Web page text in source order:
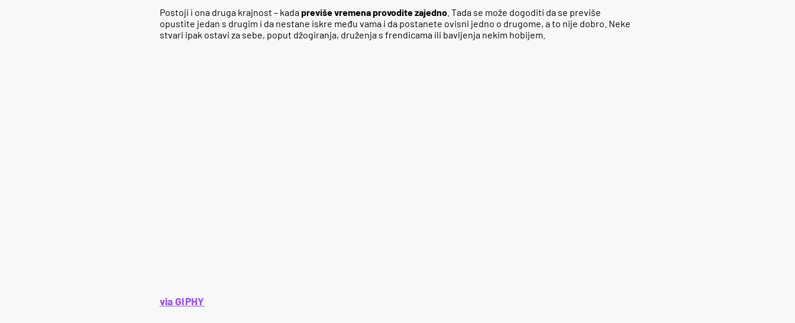
Postoji i ona druga krajnost – kadapreviše vremena provodite zajedno. Tada se može dogoditi da se previše
opustite jedan s drugim i da nestane iskre među vama i da postanete ovisni jedno o drugome, a to nije dobro. Neke
stvari ipak ostavi za sebe, poput džogiranja, druženja s frendicama ili bavljenja nekim hobijem.
via GIPHY